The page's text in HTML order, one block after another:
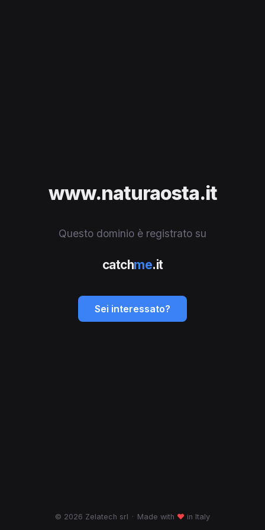
www.naturaosta.it
Questo dominio è registrato su
catchme.it
Sei interessato?
© 2026 Zelatech srl · Made with ♥ in Italy